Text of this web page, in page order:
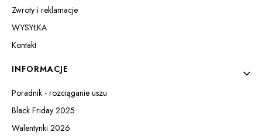
Zwroty i reklamacje
WYSYŁKA
Kontakt
INFORMACJE
Poradnik - rozciąganie uszu
Black Friday 2025
Walentynki 2026